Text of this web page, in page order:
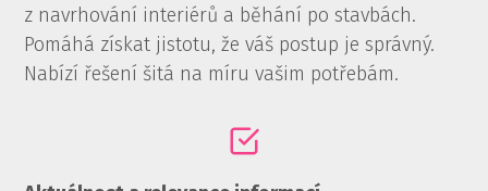
z navrhování interiérů a běhání po stavbách.
Pomáhá získat jistotu, že váš postup je správný.
Nabízí řešení šitá na míru vašim potřebám.